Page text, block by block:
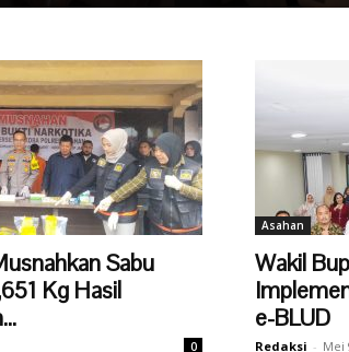
Sabu
Kg Hasil
0
Asahan
Wakil
e-BLUD
Redaksi - Mei